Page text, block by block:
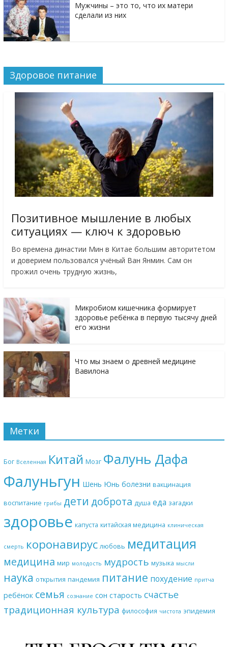
Мужчины – это то, что их матери
сделали из них
Здоровое питание
Позитивное мышление в любых
ситуациях — ключ к здоровью
Во времена династии Мин в Китае большим авторитетом
и доверием пользовался учёный Ван Янмин. Сам он
прожил очень трудную жизнь,
Микробиом кишечника формирует
здоровье ребёнка в первую тысячу дней
его жизни
Что мы знаем о древней медицине
Вавилона
Метки
Бог Вселенная Китай Мозг Фалунь Дафа
Фалуньгун Шень Юнь болезни вакцинация
воспитание грибы дети доброта душа еда загадки
здоровье капуста китайская медицина клиническая
смерть коронавирус любовь медитация
медицина мир молодость мудрость музыка мысли
наука открытия пандемия питание похудение притча
ребёнок семья сознание сон старость счастье
традиционная культура философия чистота эпидемия